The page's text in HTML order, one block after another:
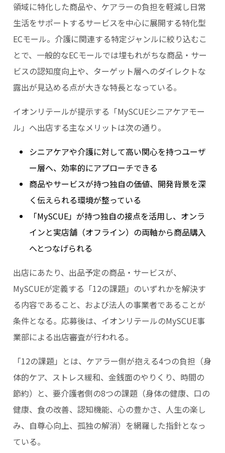
領域に特化した商品や、ケアラーの負担を軽減し日常
生活をサポートするサービスを中心に展開する特化型
ECモール。介護に関連する特定ジャンルに絞り込むこ
とで、一般的なECモールでは埋もれがちな商品・サー
ビスの認知度向上や、ターゲット層へのダイレクトな
露出が見込める点が大きな特長となっている。
イオンリテールが提示する「MySCUEシニアケアモー
ル」へ出店する主なメリットは次の通り。
シニアケアや介護に対して高い関心を持つユーザ
ー層へ、効率的にアプローチできる
商品やサービスが持つ独自の価値、開発背景を深
く伝えられる環境が整っている
「MySCUE」が持つ独自の接点を活用し、オンラ
インと実店舗（オフライン）の両軸から商品購入
へとつなげられる
出店にあたり、出品予定の商品・サービスが、
MySCUEが定義する「12の課題」のいずれかを解決す
る内容であること、および法人の事業者であることが
条件となる。応募後は、イオンリテールのMySCUE事
業部による出店審査が行われる。
「12の課題」とは、ケアラー側が抱える4つの負担（身
体的ケア、ストレス緩和、金銭面のやりくり、時間の
節約）と、要介護者側の8つの課題（身体の健康、口の
健康、食の改善、認知機能、心の豊かさ、人生の楽し
み、自尊心向上、孤独の解消）を網羅した指針となっ
ている。